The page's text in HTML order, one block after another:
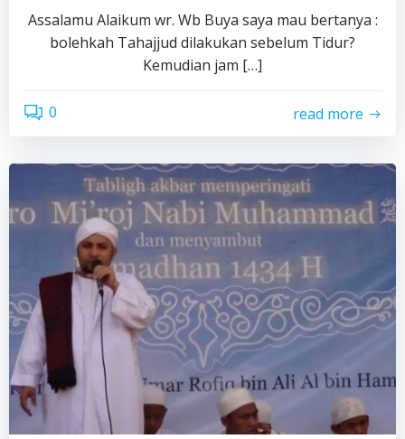
Assalamu Alaikum wr. Wb Buya saya mau bertanya :
bolehkah Tahajjud dilakukan sebelum Tidur?
Kemudian jam […]
0 read more